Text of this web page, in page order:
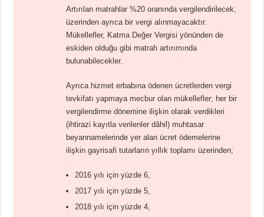
Artırılan matrahlar %20 oranında vergilendirilecek,
üzerinden ayrıca bir vergi alınmayacaktır.
Mükellefler, Katma Değer Vergisi yönünden de
eskiden olduğu gibi matrah artırımında
bulunabilecekler.
Ayrıca hizmet erbabına ödenen ücretlerden vergi
tevkifatı yapmaya mecbur olan mükellefler; her bir
vergilendirme dönemine ilişkin olarak verdikleri
(ihtirazi kayıtla verilenler dâhil) muhtasar
beyannamelerinde yer alan ücret ödemelerine
ilişkin gayrisafi tutarların yıllık toplamı üzerinden;
2016 yılı için yüzde 6,
2017 yılı için yüzde 5,
2018 yılı için yüzde 4,